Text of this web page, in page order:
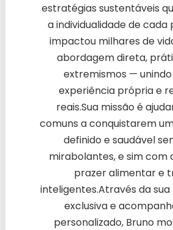
estratégias sustentáveis
a individualidade de cada
impactou milhares de
abordagem direta,
extremismos —
experiência própria e
reais.Sua missão é
comuns a conquistarem
definido e saudável
mirabolantes, e sim com
prazer alimentar e
inteligentes.Através da
exclusiva e
personalizado, Bruno